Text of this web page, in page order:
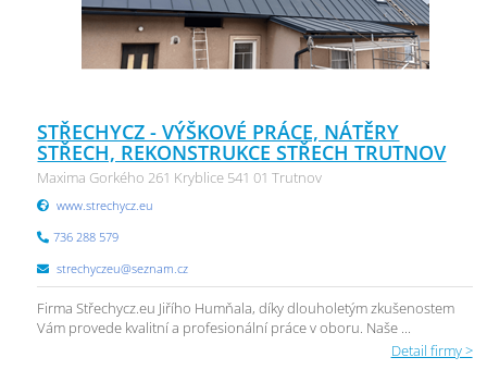
STŘECHYCZ - VÝŠKOVÉ PRÁCE, NÁTĚRY
STŘECH, REKONSTRUKCE STŘECH TRUTNOV
Maxima Gorkého 261 Kryblice 541 01 Trutnov
www.strechycz.eu
736 288 579
strechyczeu@seznam.cz
Firma Střechycz.eu Jiřího Humňala, díky dlouholetým zkušenostem
Vám provede kvalitní a profesionální práce v oboru. Naše ...
Detail firmy >